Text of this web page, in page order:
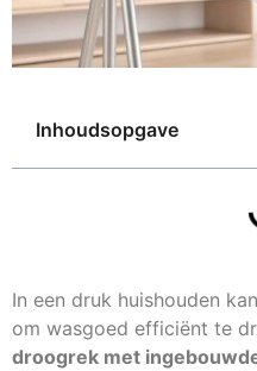
Inhoudsopgave
In een druk huishouden
om wasgoed efficiënt te
droogrek met